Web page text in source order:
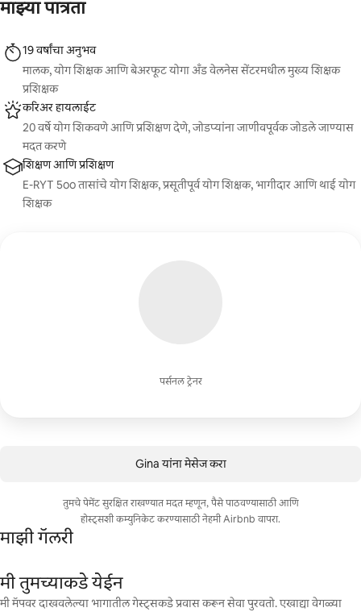
माझ्या पात्रता
पर्सनल ट्रेनर
19 वर्षांचा अनुभव
मालक, योग शिक्षक आणि बेअरफूट योगा अँड वेलनेस सेंटरमधील मुख्य शिक्षक
प्रशिक्षक
करिअर हायलाईट
20 वर्षे योग शिकवणे आणि प्रशिक्षण देणे, जोडप्यांना जाणीवपूर्वक जोडले जाण्यास
मदत करणे
शिक्षण आणि प्रशिक्षण
E-RYT 5oo तासांचे योग शिक्षक, प्रसूतीपूर्व योग शिक्षक, भागीदार आणि थाई योग
शिक्षक
Gina यांना मेसेज करा
तुमचे पेमेंट सुरक्षित राखण्यात मदत म्हणून, पैसे पाठवण्यासाठी आणि
होस्ट्सशी कम्युनिकेट करण्यासाठी नेहमी Airbnb वापरा.
माझी गॅलरी
मी तुमच्याकडे येईन
मी मॅपवर दाखवलेल्या भागातील गेस्ट्सकडे प्रवास करून सेवा पुरवतो. एखाद्या वेगळ्या